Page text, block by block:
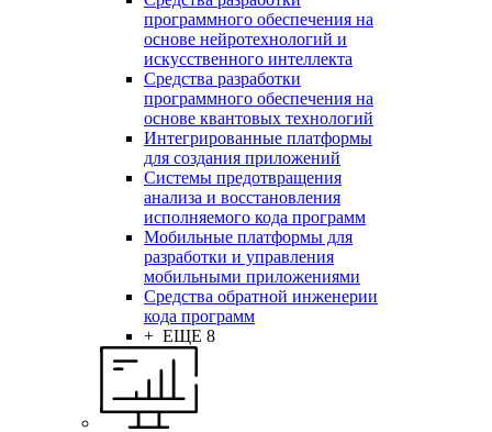
программного обеспечения на
основе нейротехнологий и
искусственного интеллекта
Средства разработки
программного обеспечения на
основе квантовых технологий
Интегрированные платформы
для создания приложений
Системы предотвращения
анализа и восстановления
исполняемого кода программ
Мобильные платформы для
разработки и управления
мобильными приложениями
Средства обратной инженерии
кода программ
+ ЕЩЕ 8